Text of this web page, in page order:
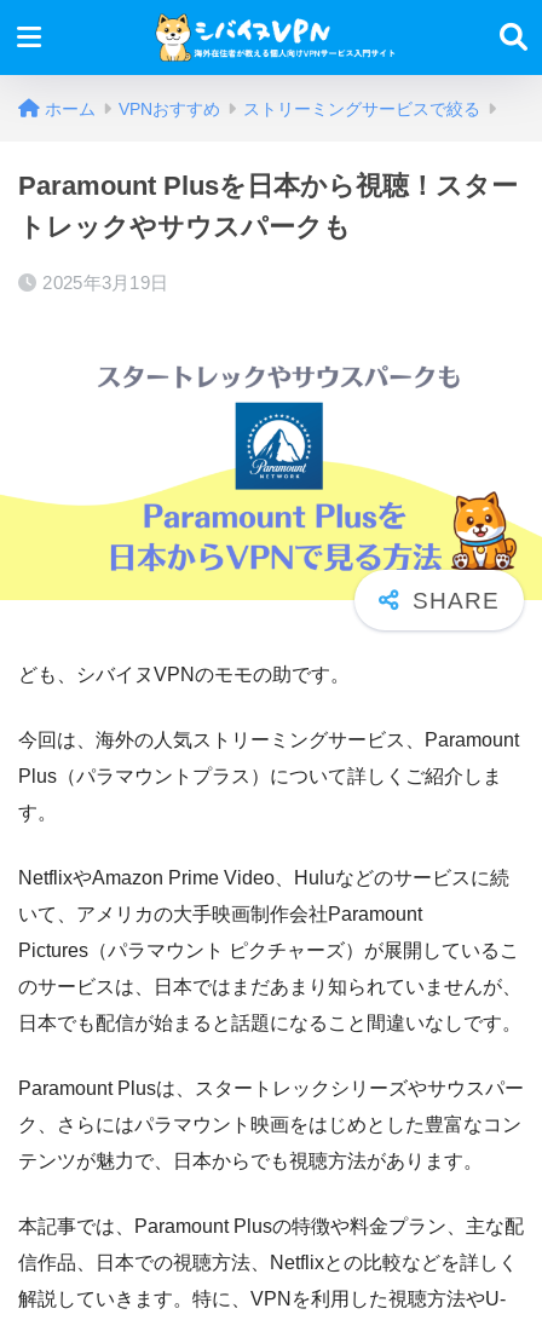
ホーム VPNおすすめ ストリーミングサービスで絞る
Paramount Plusを日本から視聴！スター
トレックやサウスパークも
2025年3月19日
ども、シバイヌVPNのモモの助です。
今回は、海外の人気ストリーミングサービス、Paramount
Plus（パラマウントプラス）について詳しくご紹介しま
す。
NetflixやAmazon Prime Video、Huluなどのサービスに続
いて、アメリカの大手映画制作会社Paramount
Pictures（パラマウント ピクチャーズ）が展開しているこ
のサービスは、日本ではまだあまり知られていませんが、
日本でも配信が始まると話題になること間違いなしです。
Paramount Plusは、スタートレックシリーズやサウスパー
ク、さらにはパラマウント映画をはじめとした豊富なコン
テンツが魅力で、日本からでも視聴方法があります。
本記事では、Paramount Plusの特徴や料金プラン、主な配
信作品、日本での視聴方法、Netflixとの比較などを詳しく
解説していきます。特に、VPNを利用した視聴方法やU-